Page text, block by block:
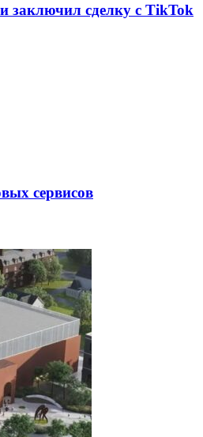
заключил сделку с TikTok
сервисов